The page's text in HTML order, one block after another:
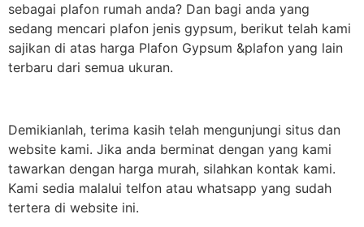
sebagai plafon rumah anda? Dan bagi anda yang
sedang mencari plafon jenis gypsum, berikut telah kami
sajikan di atas harga Plafon Gypsum &plafon yang lain
terbaru dari semua ukuran.
Demikianlah, terima kasih telah mengunjungi situs dan
website kami. Jika anda berminat dengan yang kami
tawarkan dengan harga murah, silahkan kontak kami.
Kami sedia malalui telfon atau whatsapp yang sudah
tertera di website ini.